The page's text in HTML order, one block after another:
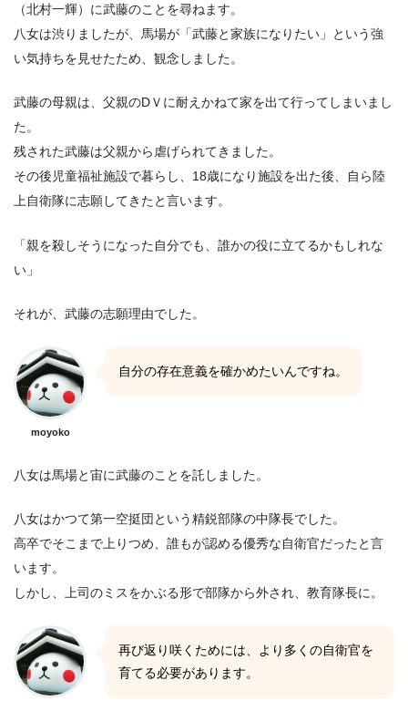
（北村一輝）に武藤のことを尋ねます。
八女は渋りましたが、馬場が「武藤と家族になりたい」という強
い気持ちを見せたため、観念しました。
武藤の母親は、父親のDＶに耐えかねて家を出て行ってしまいまし
た。
残された武藤は父親から虐げられてきました。
その後児童福祉施設で暮らし、18歳になり施設を出た後、自ら陸
上自衛隊に志願してきたと言います。
「親を殺しそうになった自分でも、誰かの役に立てるかもしれな
い」
それが、武藤の志願理由でした。
moyoko
自分の存在意義を確かめたいんですね。
八女は馬場と宙に武藤のことを託しました。
八女はかつて第一空挺団という精鋭部隊の中隊長でした。
高卒でそこまで上りつめ、誰もが認める優秀な自衛官だったと言
います。
しかし、上司のミスをかぶる形で部隊から外され、教育隊長に。
再び返り咲くためには、より多くの自衛官を
育てる必要があります。